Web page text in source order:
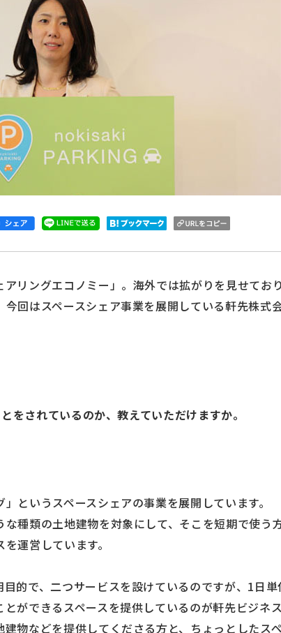
リングエコノミー」。海外では拡がりを見せており
今回はスペースシェア事業を展開している軒先株
されているのか、教えていただけますか。
というスペースシェアの事業を展開しています。
種類の土地建物を対象にして、そこを短期で使う
運営しています。
的で、二つサービスを設けているのですが、1日
ができるスペースを提供しているのが軒先ビジネス
物などを提供してくださる方と、ちょっとしたス